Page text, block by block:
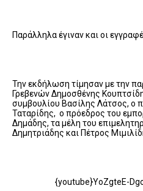
Παράλληλα έγιναν και οι
Την εκδήλωση τίμησαν με την
Γρεβενών Δημοσθένης
συμβουλίου Βασίλης Λάτσος, ο
Ταταρίδης, ο πρόεδρος του
Δημάδης, τα μέλη του
Δημητριάδης και Πέτρος
{youtube}YoZgteE-